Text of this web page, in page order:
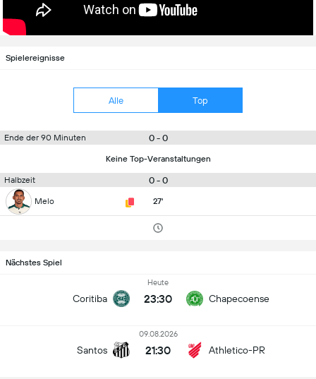
Spielereignisse
Alle Top
Ende der 90 Minuten 0 - 0
Keine Top-Veranstaltungen
Halbzeit 0 - 0
Melo 27'
Nächstes Spiel
Coritiba
Heute
23:30 Chapecoense
Santos
09.08.2026
21:30 Athletico-PR